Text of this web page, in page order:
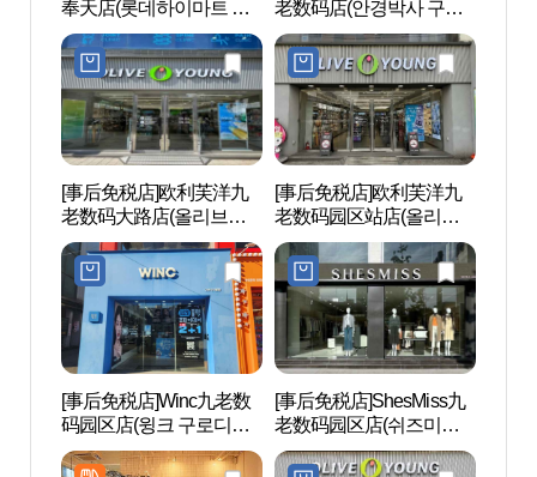
奉天店(롯데하이마트 봉
천점)
老数码店(안경박사 구로
디지털점)
[事后免税店]欧利芙洋九
老数码大路店(올리브영
구로디지털대로점)
[事后免税店]欧利芙洋九
老数码园区站店(올리브
영 구로디지털단지역점)
[事后免税店]Winc九老数
码园区店(윙크 구로디지
털단지점)
[事后免税店]ShesMiss九
老数码园区店(쉬즈미스
구로디지털단지점)